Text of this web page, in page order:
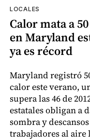
LOCALES
Calor mata a
en Maryland
ya es récord
Maryland registró
calor este verano,
supera las 46 de
estatales obligan a
sombra y
trabajadores al aire